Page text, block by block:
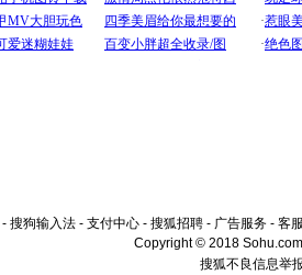
- 搜狗输入法 - 支付中心 - 搜狐招聘 - 广告服务 - 客
Copyright © 2018
搜狐不良信息举